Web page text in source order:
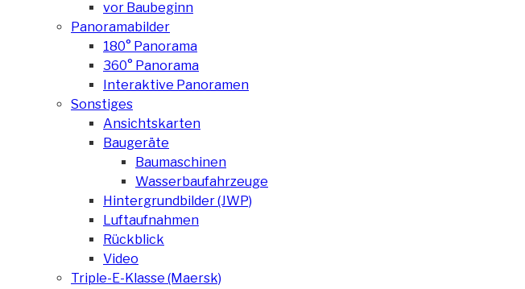
vor Baubeginn
Panoramabilder
180° Panorama
360° Panorama
Interaktive Panoramen
Sonstiges
Ansichtskarten
Baugeräte
Baumaschinen
Wasserbaufahrzeuge
Hintergrundbilder (JWP)
Luftaufnahmen
Rückblick
Video
Triple-E-Klasse (Maersk)